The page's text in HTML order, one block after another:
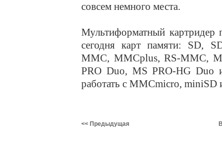
совсем немного места.
Мультиформатный картридер
сегодня карт памяти: SD,
MMC, MMCplus, RS-MMC,
PRO Duo, MS PRO-HG
работать с MMCmicro, miniSD
<< Предыдущая